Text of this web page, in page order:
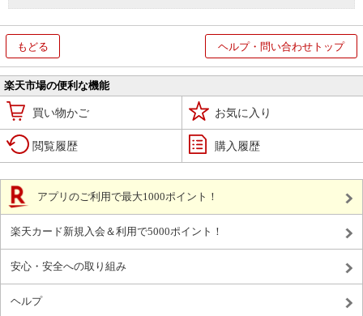
もどる ヘルプ・問い合わせトップ
楽天市場の便利な機能
買い物かご お気に入り
閲覧履歴 購入履歴
アプリのご利用で最大1000ポイント！
楽天カード新規入会＆利用で5000ポイント！
安心・安全への取り組み
ヘルプ